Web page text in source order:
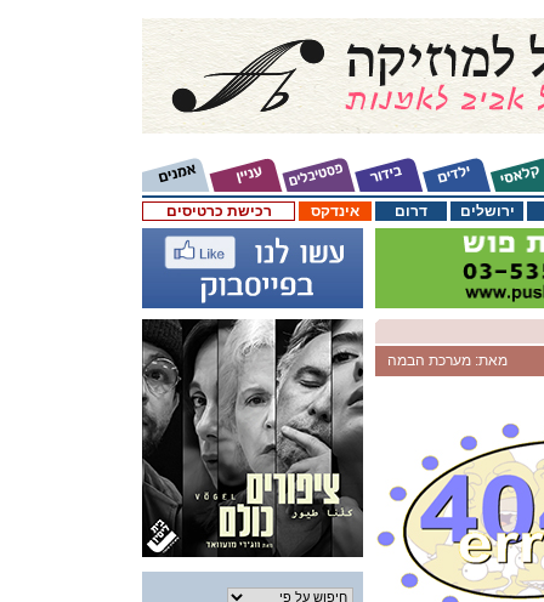
רכישת כרטיסים אינדקס דרום ירושלים
מאת: מערכת הבמה